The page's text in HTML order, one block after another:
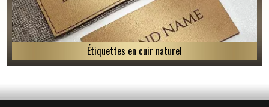
Étiquettes en cuir naturel